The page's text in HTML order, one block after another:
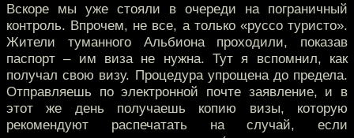
Вскоре мы уже стояли в очереди на пограничный
контроль. Впрочем, не все, а только «руссо туристо».
Жители туманного Альбиона проходили, показав
паспорт – им виза не нужна. Тут я вспомнил, как
получал свою визу. Процедура упрощена до предела.
Отправляешь по электронной почте заявление, и в
этот же день получаешь копию визы, которую
рекомендуют распечатать на случай, если